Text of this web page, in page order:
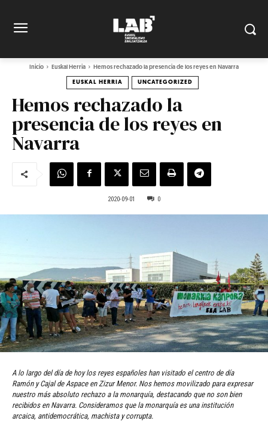
Inicio Euskal Herria Hemos rechazado la presencia de los reyes en Navarra
EUSKAL HERRIA UNCATEGORIZED
Hemos rechazado la
presencia de los reyes en
Navarra
2020-09-01 0
A lo largo del día de hoy los reyes españoles han visitado el centro de día
Ramón y Cajal de Aspace en Zizur Menor. Nos hemos movilizado para expresar
nuestro más absoluto rechazo a la monarquía, destacando que no son bien
recibidos en Navarra. Consideramos que la monarquía es una institución
arcaica, antidemocrática, machista y corrupta.